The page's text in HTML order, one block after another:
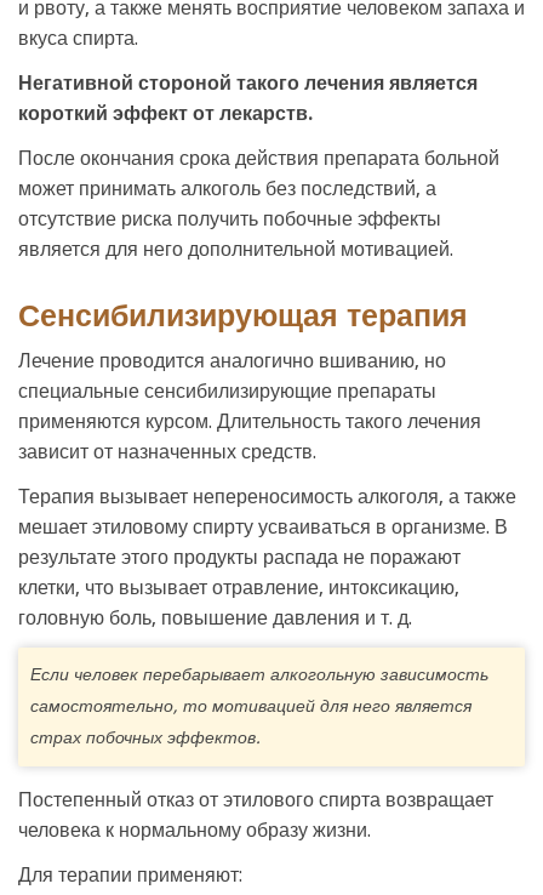
и рвоту, а также менять восприятие человеком запаха и
вкуса спирта.
Негативной стороной такого лечения является
короткий эффект от лекарств.
После окончания срока действия препарата больной
может принимать алкоголь без последствий, а
отсутствие риска получить побочные эффекты
является для него дополнительной мотивацией.
Сенсибилизирующая терапия
Лечение проводится аналогично вшиванию, но
специальные сенсибилизирующие препараты
применяются курсом. Длительность такого лечения
зависит от назначенных средств.
Терапия вызывает непереносимость алкоголя, а также
мешает этиловому спирту усваиваться в организме. В
результате этого продукты распада не поражают
клетки, что вызывает отравление, интоксикацию,
головную боль, повышение давления и т. д.
Если человек перебарывает алкогольную зависимость
самостоятельно, то мотивацией для него является
страх побочных эффектов.
Постепенный отказ от этилового спирта возвращает
человека к нормальному образу жизни.
Для терапии применяют: